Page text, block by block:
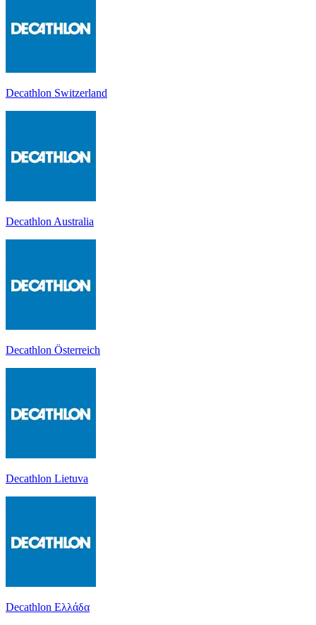
Decathlon Switzerland
Decathlon Australia
Decathlon Österreich
Decathlon Lietuva
Decathlon Ελλάδα